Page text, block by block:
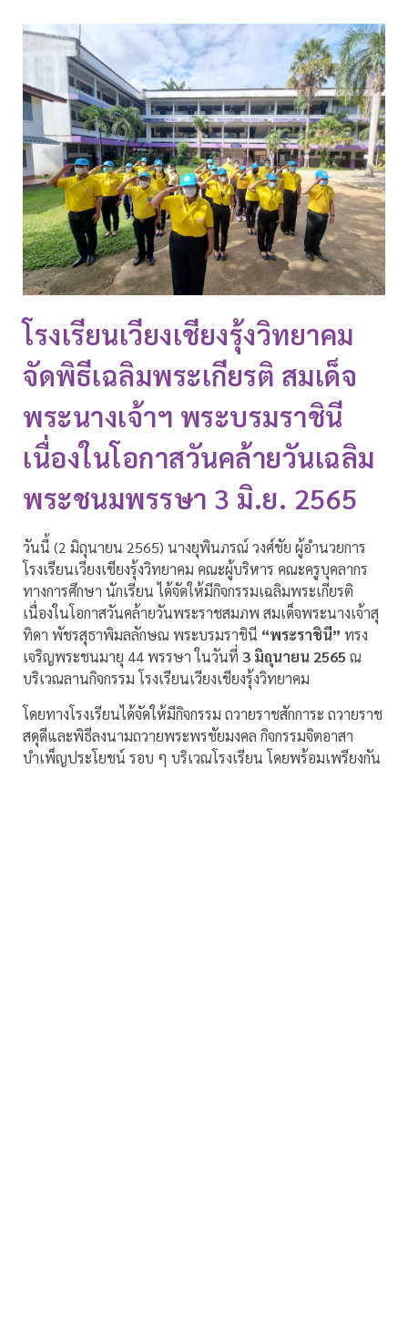
โรงเรียนเวียงเชียงรุ้งวิทยาคม
จัดพิธีเฉลิมพระเกียรติ สมเด็จ
พระนางเจ้าฯ พระบรมราชินี
เนื่องในโอกาสวันคล้ายวันเฉลิม
พระชนมพรรษา 3 มิ.ย. 2565
วันนี้ (2 มิถุนายน 2565) นางยุพินภรณ์ วงศ์ชัย ผู้อำนวยการ
โรงเรียนเวียงเชียงรุ้งวิทยาคม คณะผู้บริหาร คณะครูบุคลากร
ทางการศึกษา นักเรียน ได้จัดให้มีกิจกรรมเฉลิมพระเกียรติ
เนื่องในโอกาสวันคล้ายวันพระราชสมภพ สมเด็จพระนางเจ้าสุ
ทิดา พัชรสุธาพิมลลักษณ พระบรมราชินี “พระราชินี” ทรง
เจริญพระชนมายุ 44 พรรษา ในวันที่ 3 มิถุนายน 2565 ณ
บริเวณลานกิจกรรม โรงเรียนเวียงเชียงรุ้งวิทยาคม
โดยทางโรงเรียนได้จัดให้มีกิจกรรม ถวายราชสักการะ ถวายราช
สดุดีและพิธีลงนามถวายพระพรชัยมงคล กิจกรรมจิตอาสา
บำเพ็ญประโยชน์ รอบ ๆ บริเวณโรงเรียน โดยพร้อมเพรียงกัน